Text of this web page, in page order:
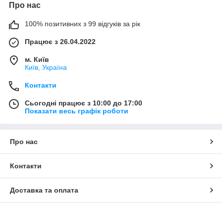
Про нас
100% позитивних з 99 відгуків за рік
Працює з 26.04.2022
м. Київ
Київ, Україна
Контакти
Сьогодні працює з 10:00 до 17:00
Показати весь графік роботи
Про нас
Контакти
Доставка та оплата